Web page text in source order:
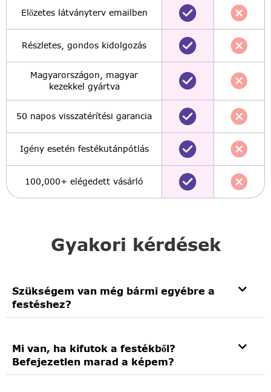
Gyakori kérdések
Szükségem van még bármi egyébre a
festéshez?
Mi van, ha kifutok a festékből?
Befejezetlen marad a képem?
Előzetes látványterv emailben
Részletes, gondos kidolgozás
Magyarországon, magyar
kezekkel gyártva
50 napos visszatérítési garancia
Igény esetén festékutánpótlás
100,000+ elégedett vásárló